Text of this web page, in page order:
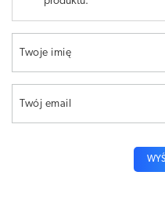
Twoje imię
Twój email